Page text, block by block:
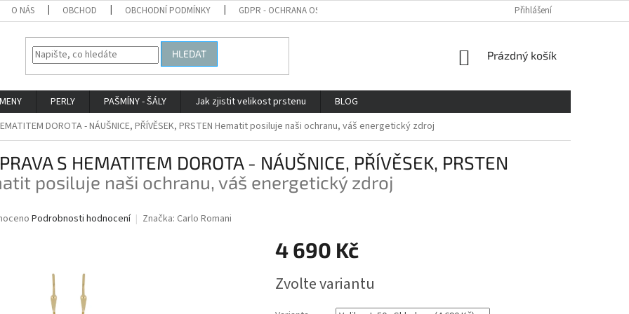
O NÁS OBCHOD OBCHODNÍ PODMÍNKY GDPR - OCHRANA OSOBNÍCH ÚDAJŮ VŠE O NÁKUPU
Přihlášení
HLEDAT
NÁKUPNÍ
Prázdný košík
PERLY PAŠMÍNY - ŠÁLY Jak zjistit velikost prstenu
BLOG
DOROTA - NÁUŠNICE, PŘÍVĚSEK, PRSTEN Hematit posiluje naši ochranu, váš energetický zdroj
S HEMATITEM DOROTA - NÁUŠNICE, PŘÍVĚSEK, PRSTEN
posiluje naši ochranu, váš energetický zdroj
Podrobnosti hodnocení Značka: Carlo Romani
4 690 Kč
cena:
Zvolte variantu